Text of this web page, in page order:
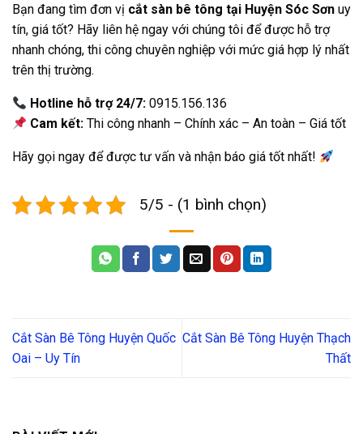
Bạn đang tìm đơn vị cắt sàn bê tông tại Huyện Sóc Sơn uy
tín, giá tốt? Hãy liên hệ ngay với chúng tôi để được hỗ trợ
nhanh chóng, thi công chuyên nghiệp với mức giá hợp lý nhất
trên thị trường.
Hotline hỗ trợ 24/7: 0915.156.136
Cam kết: Thi công nhanh – Chính xác – An toàn – Giá tốt
Hãy gọi ngay để được tư vấn và nhận báo giá tốt nhất!
5/5 - (1 bình chọn)
Cắt Sàn Bê Tông Huyện Quốc
Oai – Uy Tín
Cắt Sàn Bê Tông Huyện Thạch
Thất